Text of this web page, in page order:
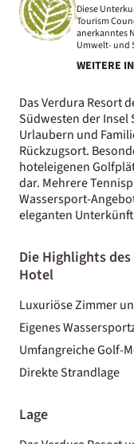
Diese
Tourism
anerkanntes
Umwelt- und
WEITERE
Das Verdura Resort
Südwesten der
Urlaubern und
Rückzugsort.
hoteleigenen
dar. Mehrere
Wassersport-
eleganten
Die Highlights
Hotel
Luxuriöse Zimmer
Eigenes
Umfangreiche Golf-
Direkte Strandlage
Lage